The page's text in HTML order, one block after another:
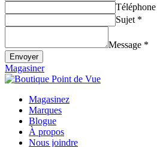
Téléphone
Sujet *
Message *
Envoyer
Magasiner
Magasinez
Marques
Blogue
À propos
Nous joindre